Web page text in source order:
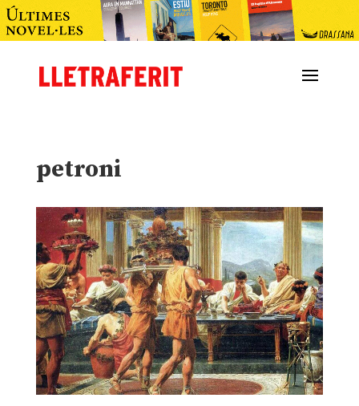
petroni